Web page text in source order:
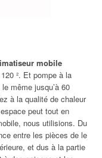
mobile
². Et pompe à la
même jusqu’à 60
à la qualité de chaleur
peut tout en
nous utilisions. Du
entre les pièces de le
et dus à la partie